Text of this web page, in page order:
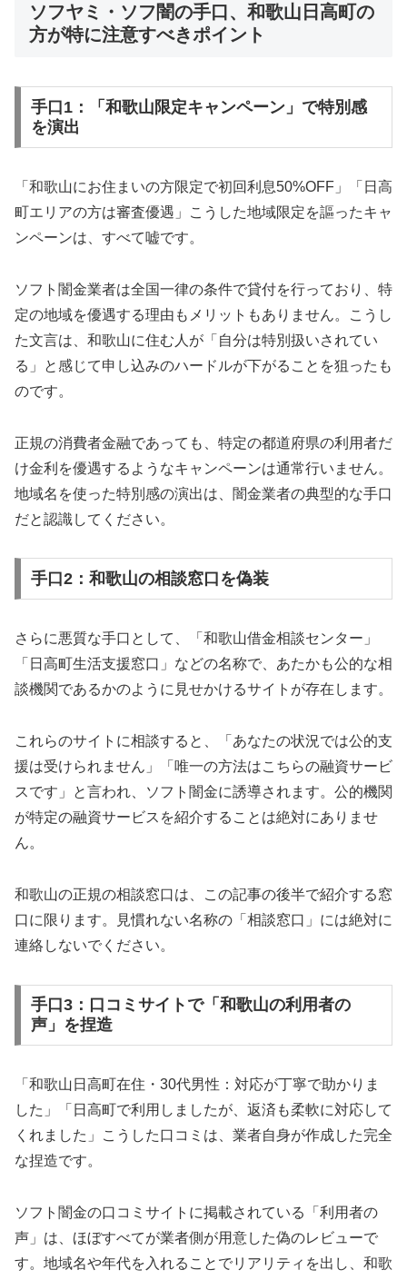
ソフヤミ・ソフ闇の手口、和歌山日高町の
方が特に注意すべきポイント
手口1：「和歌山限定キャンペーン」で特別感
を演出
「和歌山にお住まいの方限定で初回利息50%OFF」「日高
町エリアの方は審査優遇」こうした地域限定を謳ったキャ
ンペーンは、すべて嘘です。
ソフト闇金業者は全国一律の条件で貸付を行っており、特
定の地域を優遇する理由もメリットもありません。こうし
た文言は、和歌山に住む人が「自分は特別扱いされてい
る」と感じて申し込みのハードルが下がることを狙ったも
のです。
正規の消費者金融であっても、特定の都道府県の利用者だ
け金利を優遇するようなキャンペーンは通常行いません。
地域名を使った特別感の演出は、闇金業者の典型的な手口
だと認識してください。
手口2：和歌山の相談窓口を偽装
さらに悪質な手口として、「和歌山借金相談センター」
「日高町生活支援窓口」などの名称で、あたかも公的な相
談機関であるかのように見せかけるサイトが存在します。
これらのサイトに相談すると、「あなたの状況では公的支
援は受けられません」「唯一の方法はこちらの融資サービ
スです」と言われ、ソフト闇金に誘導されます。公的機関
が特定の融資サービスを紹介することは絶対にありませ
ん。
和歌山の正規の相談窓口は、この記事の後半で紹介する窓
口に限ります。見慣れない名称の「相談窓口」には絶対に
連絡しないでください。
手口3：口コミサイトで「和歌山の利用者の
声」を捏造
「和歌山日高町在住・30代男性：対応が丁寧で助かりま
した」「日高町で利用しましたが、返済も柔軟に対応して
くれました」こうした口コミは、業者自身が作成した完全
な捏造です。
ソフト闇金の口コミサイトに掲載されている「利用者の
声」は、ほぼすべてが業者側が用意した偽のレビューで
す。地域名や年代を入れることでリアリティを出し、和歌